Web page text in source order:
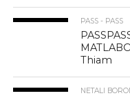
PASS - PASS
Thiam
NETALI